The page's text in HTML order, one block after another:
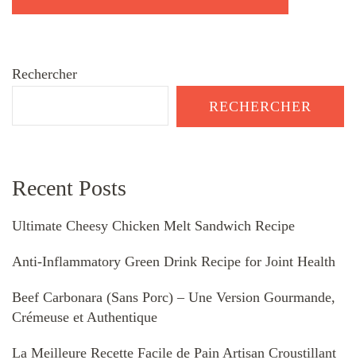
Rechercher
RECHERCHER
Recent Posts
Ultimate Cheesy Chicken Melt Sandwich Recipe
Anti-Inflammatory Green Drink Recipe for Joint Health
Beef Carbonara (Sans Porc) – Une Version Gourmande,
Crémeuse et Authentique
La Meilleure Recette Facile de Pain Artisan Croustillant